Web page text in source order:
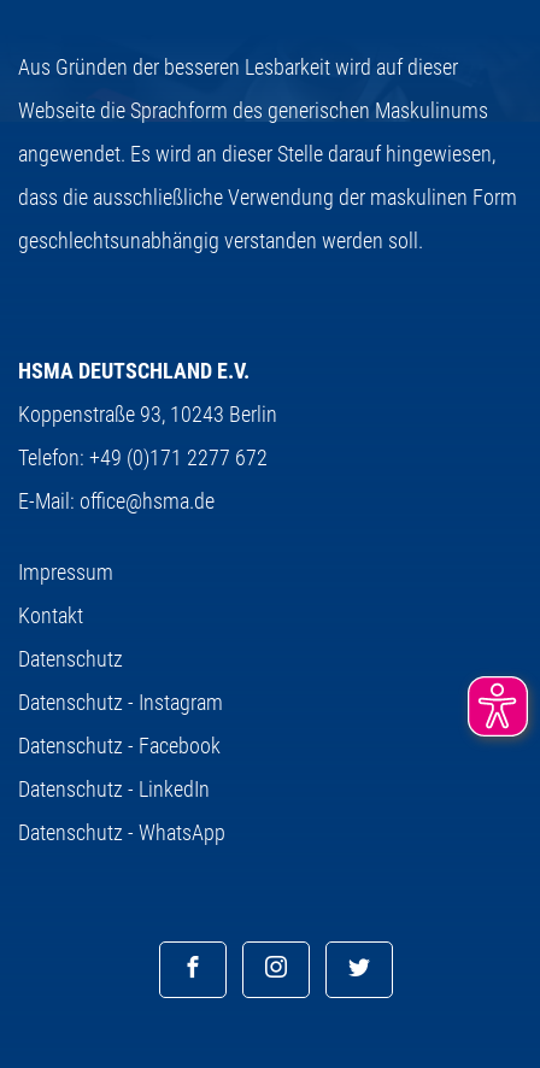
Aus Gründen der besseren Lesbarkeit wird auf dieser
Webseite die Sprachform des generischen Maskulinums
angewendet. Es wird an dieser Stelle darauf hingewiesen,
dass die ausschließliche Verwendung der maskulinen Form
geschlechtsunabhängig verstanden werden soll.
HSMA DEUTSCHLAND E.V.
Koppenstraße 93, 10243 Berlin
Telefon: +49 (0)171 2277 672
E-Mail: office@hsma.de
Impressum
Kontakt
Datenschutz
Datenschutz - Instagram
Datenschutz - Facebook
Datenschutz - LinkedIn
Datenschutz - WhatsApp